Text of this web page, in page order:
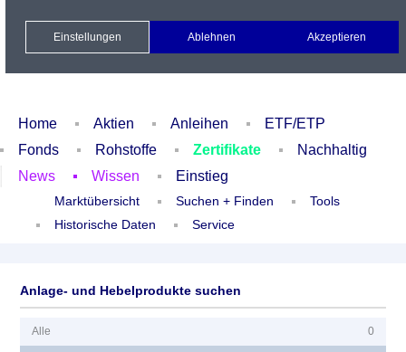
Newsletter Kontakt
Xetra Realtime
Watchlist Portfolio Login
Home Aktien Anleihen
ETF/ETP
Fonds
Rohstoffe Zertifikate
Nachhaltig
News
Wissen Einstieg
Marktübersicht Suchen + Finden
Tools
Historische Daten
Service
Anlage- und Hebelprodukte suchen
Alle 0
Einstellungen Ablehnen Akzeptieren